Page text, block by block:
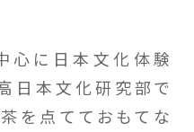
に日本文化体験
日本文化研究部で
を点てておもてな